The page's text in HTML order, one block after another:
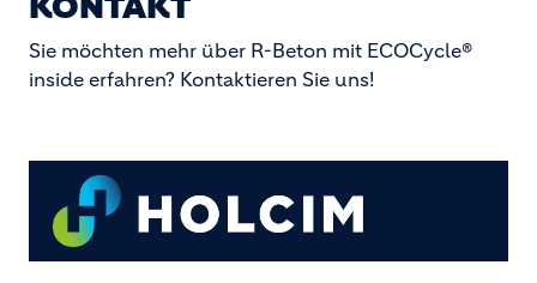
Sie möchten mehr über R-Beton mit ECOCycle®
inside erfahren? Kontaktieren Sie uns!